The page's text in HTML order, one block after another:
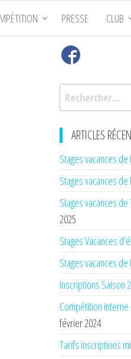
PRESSE CLUB
Rechercher :
ARTICLES
Stages vacances
Stages vacances de
Stages vacances
2025
Stages Vacances
Stages vacances
Inscriptions Saison
Compétition interne
février 2024
Tarifs inscriptions